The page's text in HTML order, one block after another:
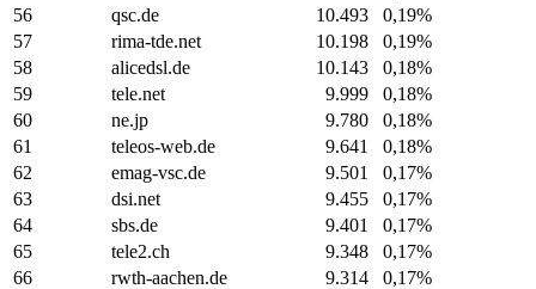
56
qsc.de 10.493
0,19%
57
rima-tde.net 10.198
0,19%
58
alicedsl.de 10.143
0,18%
59
tele.net 9.999
0,18%
60
ne.jp 9.780
0,18%
61
teleos-web.de 9.641
0,18%
62
emag-vsc.de 9.501
0,17%
63
dsi.net 9.455
0,17%
64
sbs.de 9.401
0,17%
65
tele2.ch 9.348
0,17%
66
rwth-aachen.de 9.314
0,17%